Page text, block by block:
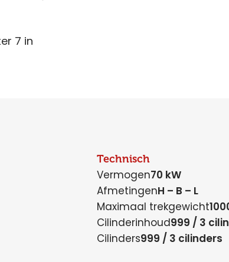
7 in
Technisch
Vermogen70 kW
AfmetingenH – B – L
Maximaal trekgewicht
Cilinderinhoud999 / 3
Cilinders999 / 3 cilinders